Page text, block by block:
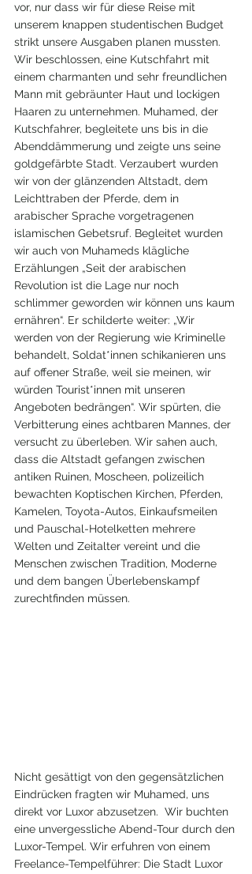
vor, nur dass wir für diese Reise mit
unserem knappen studentischen Budget
strikt unsere Ausgaben planen mussten.
Wir beschlossen, eine Kutschfahrt mit
einem charmanten und sehr freundlichen
Mann mit gebräunter Haut und lockigen
Haaren zu unternehmen. Muhamed, der
Kutschfahrer, begleitete uns bis in die
Abenddämmerung und zeigte uns seine
goldgefärbte Stadt. Verzaubert wurden
wir von der glänzenden Altstadt, dem
Leichttraben der Pferde, dem in
arabischer Sprache vorgetragenen
islamischen Gebetsruf. Begleitet wurden
wir auch von Muhameds klägliche
Erzählungen „Seit der arabischen
Revolution ist die Lage nur noch
schlimmer geworden wir können uns kaum
ernähren“. Er schilderte weiter: „Wir
werden von der Regierung wie Kriminelle
behandelt, Soldat*innen schikanieren uns
auf offener Straße, weil sie meinen, wir
würden Tourist*innen mit unseren
Angeboten bedrängen“. Wir spürten, die
Verbitterung eines achtbaren Mannes, der
versucht zu überleben. Wir sahen auch,
dass die Altstadt gefangen zwischen
antiken Ruinen, Moscheen, polizeilich
bewachten Koptischen Kirchen, Pferden,
Kamelen, Toyota-Autos, Einkaufsmeilen
und Pauschal-Hotelketten mehrere
Welten und Zeitalter vereint und die
Menschen zwischen Tradition, Moderne
und dem bangen Überlebenskampf
zurechtfinden müssen.
Nicht gesättigt von den gegensätzlichen
Eindrücken fragten wir Muhamed, uns
direkt vor Luxor abzusetzen.  Wir buchten
eine unvergessliche Abend-Tour durch den
Luxor-Tempel. Wir erfuhren von einem
Freelance-Tempelführer: Die Stadt Luxor